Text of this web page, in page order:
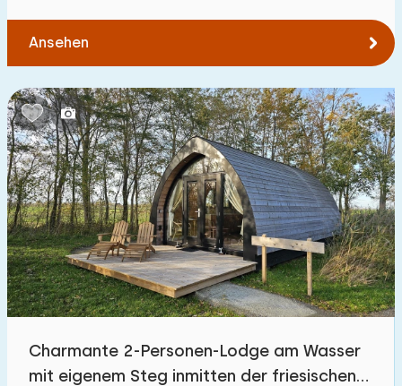
Ansehen
Charmante 2-Personen-Lodge am Wasser
mit eigenem Steg inmitten der friesischen